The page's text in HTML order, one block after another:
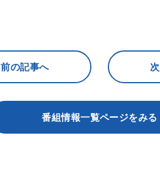
前の記事へ
番組情報一覧ページをみる